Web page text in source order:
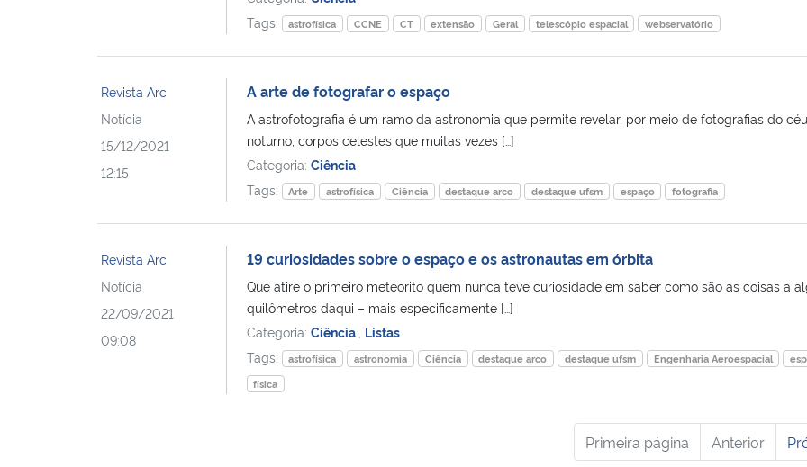
Tags:
astrofísica CCNE CT extensão Geral telescópio espacial webservatório
Revista Arc
Notícia
15/12/2021
12:15
A arte de fotografar o espaço
A astrofotografia é um ramo da astronomia que permite revelar, por meio de fotografias do céu
noturno, corpos celestes que muitas vezes […]
Categoria: Ciência
Tags:
Arte astrofísica Ciência destaque arco destaque ufsm espaço fotografia
Revista Arc
Notícia
22/09/2021
09:08
19 curiosidades sobre o espaço e os astronautas em órbita
Que atire o primeiro meteorito quem nunca teve curiosidade em saber como são as coisas a
quilômetros daqui – mais especificamente […]
Categoria: Ciência Listas
Tags:
astrofísica astronomia Ciência destaque arco destaque ufsm Engenharia Aeroespacial
física
Primeira página Anterior